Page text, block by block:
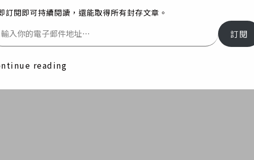
訂閱即可持續閱讀，還能取得所有封存文章。
訂閱
reading